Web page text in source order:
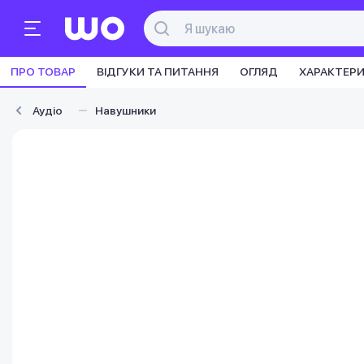
ПРО ТОВАР ВІДГУКИ ТА ПИТАННЯ ОГЛЯД
Аудіо Навушники